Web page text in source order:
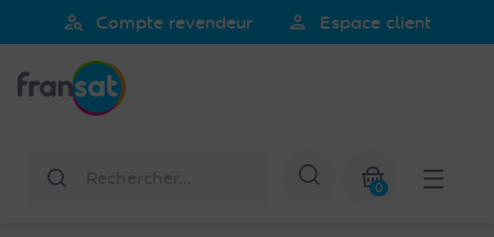
noter
Ce
comprend
person_search Compte revendeur person Espace client
Afficher la
0